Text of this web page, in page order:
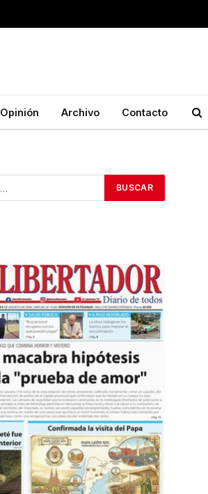
Opinión Archivo Contacto